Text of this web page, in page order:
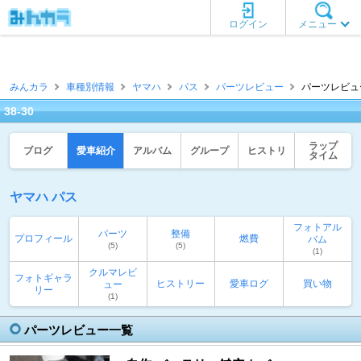
メニュー
ログイン
みんカラ 車種別情報 ヤマハ パス パーツレビュー パーツレビ
38-30
ブログ 愛車紹介 アルバム グループ ヒストリ
ラップ
タイム
ヤマハ パス
プロフィール パーツ
(5)
整備
(5)
燃費
フォトアル
バム
(1)
フォトギャラ
リー
クルマレビ
ュー
(1)
ヒストリー 愛車ログ 買い物
パーツレビュー一覧